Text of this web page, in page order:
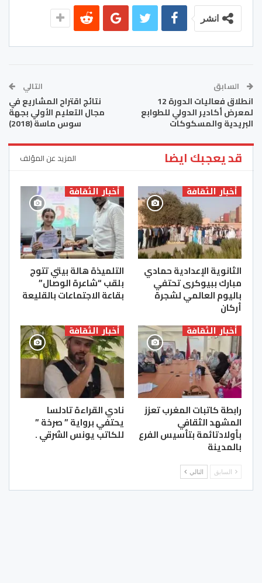
انشر
السابق
انطلاق فعاليات الدورة 12
لمعرض أكادير الدولي للطوابع
البريدية والمسكوكات
التالي
نتائج اقتراح المشاريع في
مجال التعليم الأولي بجهة
سوس ماسة (2018)
قد يعجبك ايضا المزيد عن المؤلف
أخبار الثقافة
الثانوية الإعدادية حمادي
مبارك ببيوكرى تحتفي
باليوم العالمي لشجرة
أركان
أخبار الثقافة
التلميذة هالة بيتي تتوج
بلقب “شاعرة الوصال”
بقاعة الاجتماعات بالقليعة
أخبار الثقافة
رابطة كاتبات المغرب تعزز
المشهد الثقافي
بأولادتائمة بتأسيس الفرع
بالمدينة
أخبار الثقافة
نادي القراءة تادلسا
يحتفي برواية ” صرخة ”
للكاتب يونس الشرقي .
السابق التالي